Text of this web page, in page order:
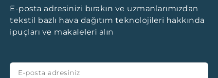
E-posta adresinizi bırakın ve uzmanlarımızdan
tekstil bazlı hava dağıtım teknolojileri hakkında
ipuçları ve makaleleri alın